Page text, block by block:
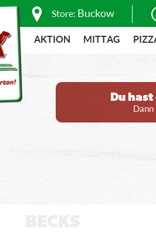
Store: Buckow
AKTION MITTAG
Du